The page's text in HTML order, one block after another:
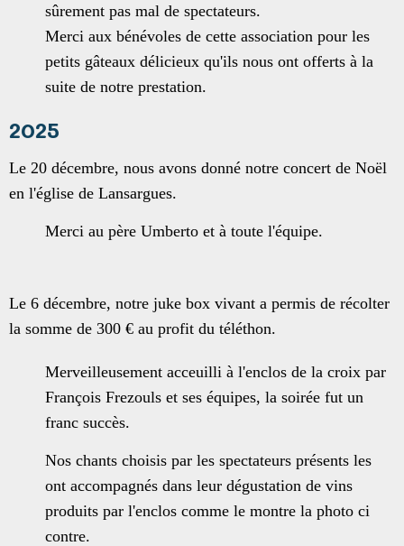
sûrement pas mal de spectateurs.
Merci aux bénévoles de cette association pour les
petits gâteaux délicieux qu'ils nous ont offerts à la
suite de notre prestation.
2025
Le 20 décembre, nous avons donné notre concert de Noël
en l'église de Lansargues.
Merci au père Umberto et à toute l'équipe.
Le 6 décembre, notre juke box vivant a permis de récolter
la somme de 300 € au profit du téléthon.
Merveilleusement acceuilli à l'enclos de la croix par
François Frezouls et ses équipes, la soirée fut un
franc succès.
Nos chants choisis par les spectateurs présents les
ont accompagnés dans leur dégustation de vins
produits par l'enclos comme le montre la photo ci
contre.